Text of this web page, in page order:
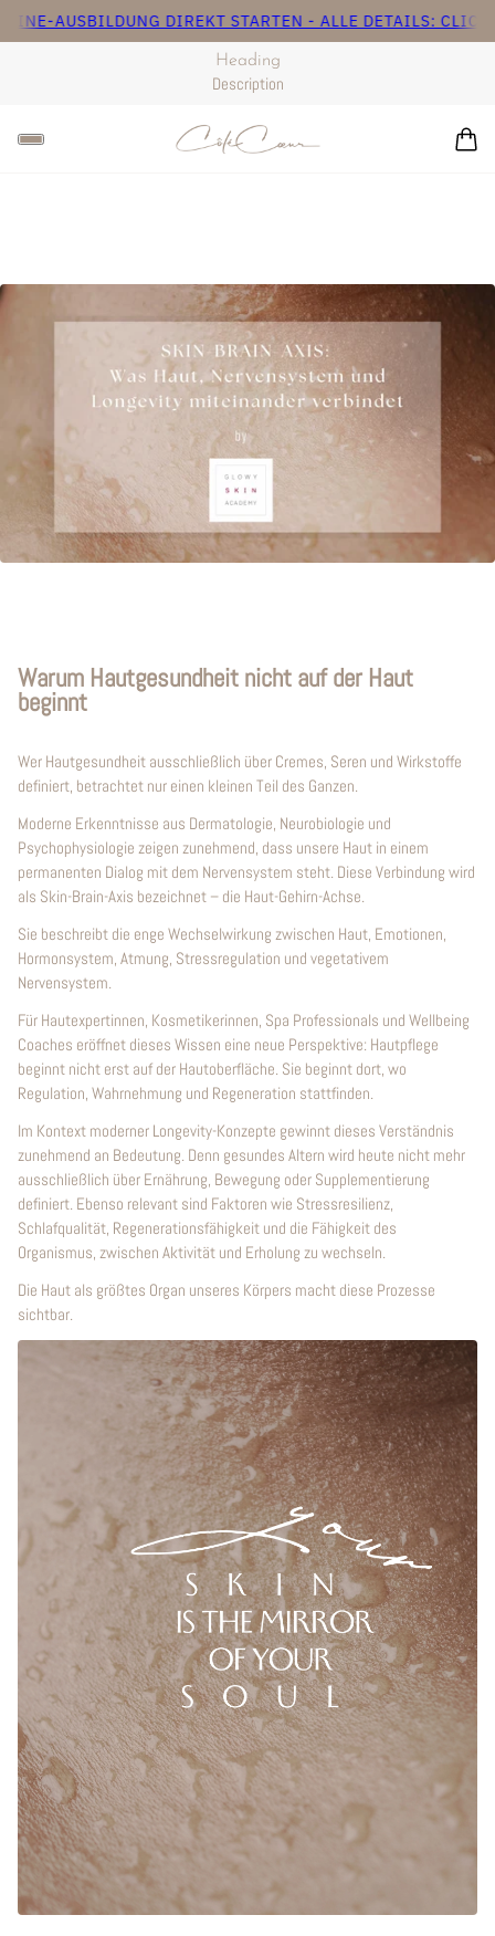
DIREKT STARTEN - ALLE DETAILS: CLICK HERE 🤍
Heading
Description
Warum Hautgesundheit nicht auf der Haut
beginnt
Wer Hautgesundheit ausschließlich über Cremes, Seren und Wirkstoffe
definiert, betrachtet nur einen kleinen Teil des Ganzen.
Moderne Erkenntnisse aus Dermatologie, Neurobiologie und
Psychophysiologie zeigen zunehmend, dass unsere Haut in einem
permanenten Dialog mit dem Nervensystem steht. Diese Verbindung wird
als Skin-Brain-Axis bezeichnet – die Haut-Gehirn-Achse.
Sie beschreibt die enge Wechselwirkung zwischen Haut, Emotionen,
Hormonsystem, Atmung, Stressregulation und vegetativem
Nervensystem.
Für Hautexpertinnen, Kosmetikerinnen, Spa Professionals und Wellbeing
Coaches eröffnet dieses Wissen eine neue Perspektive: Hautpflege
beginnt nicht erst auf der Hautoberfläche. Sie beginnt dort, wo
Regulation, Wahrnehmung und Regeneration stattfinden.
Im Kontext moderner Longevity-Konzepte gewinnt dieses Verständnis
zunehmend an Bedeutung. Denn gesundes Altern wird heute nicht mehr
ausschließlich über Ernährung, Bewegung oder Supplementierung
definiert. Ebenso relevant sind Faktoren wie Stressresilienz,
Schlafqualität, Regenerationsfähigkeit und die Fähigkeit des
Organismus, zwischen Aktivität und Erholung zu wechseln.
Die Haut als größtes Organ unseres Körpers macht diese Prozesse
sichtbar.